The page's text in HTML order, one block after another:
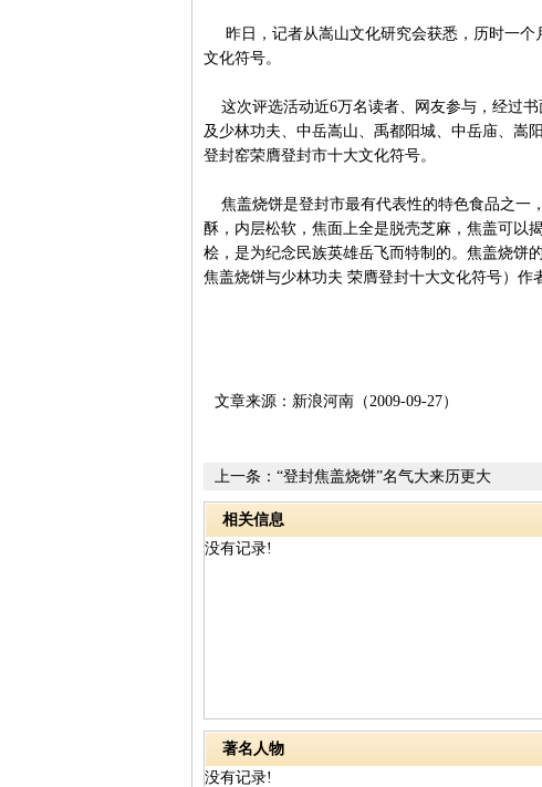
昨日，记者从嵩山文化研究会获悉，历时一个
文化符号。
这次评选活动近6万名读者、网友参与，经过
及少林功夫、中岳嵩山、禹都阳城、中岳庙、嵩
登封窑荣膺登封市十大文化符号。
焦盖烧饼是登封市最有代表性的特色食品之一
酥，内层松软，焦面上全是脱壳芝麻，焦盖可以
桧，是为纪念民族英雄岳飞而特制的。焦盖烧饼
焦盖烧饼与少林功夫 荣膺登封十大文化符号）作
文章来源：新浪河南（2009-09-27）
上一条： “登封焦盖烧饼”名气大来历更大
相关信息
没有记录!
著名人物
没有记录!